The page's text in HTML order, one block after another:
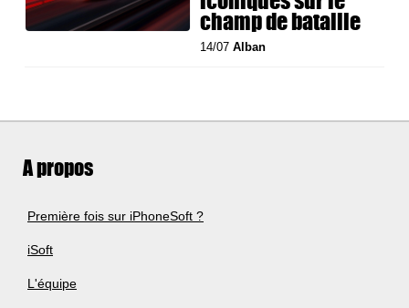
champ de bataille
14/07Alban
A propos
Première fois sur iPhoneSoft ?
iSoft
L'équipe